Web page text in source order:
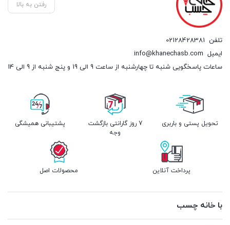
رفتن به بالا
تلفن 02128428381
ایمیل info@khanechasb.com
ساعات پاسخگویی شنبه تا چهارشنبه از ساعت 9 الی 19 و پنج شنبه از 9 الی 14
تحویل پستی و باربری
7 روز گارانتی بازگشت
وجه
پشتیبانی همیشگی
پرداخت آنلاین محصولات اصل
با خانه چسب